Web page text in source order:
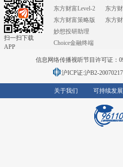
扫一扫下载
APP
东方财富Level-2
东方财富策略版
妙想投研助理
Choice金融终端
东方
东方
信息网络传播视听节目许可证：
沪ICP证:沪B2-20070217
关于我们 可持续发展